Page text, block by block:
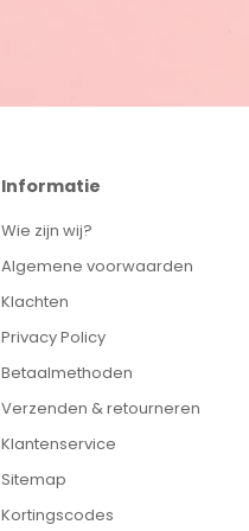
Informatie
Wie zijn wij?
Algemene voorwaarden
Klachten
Privacy Policy
Betaalmethoden
Verzenden & retourneren
Klantenservice
Sitemap
Kortingscodes